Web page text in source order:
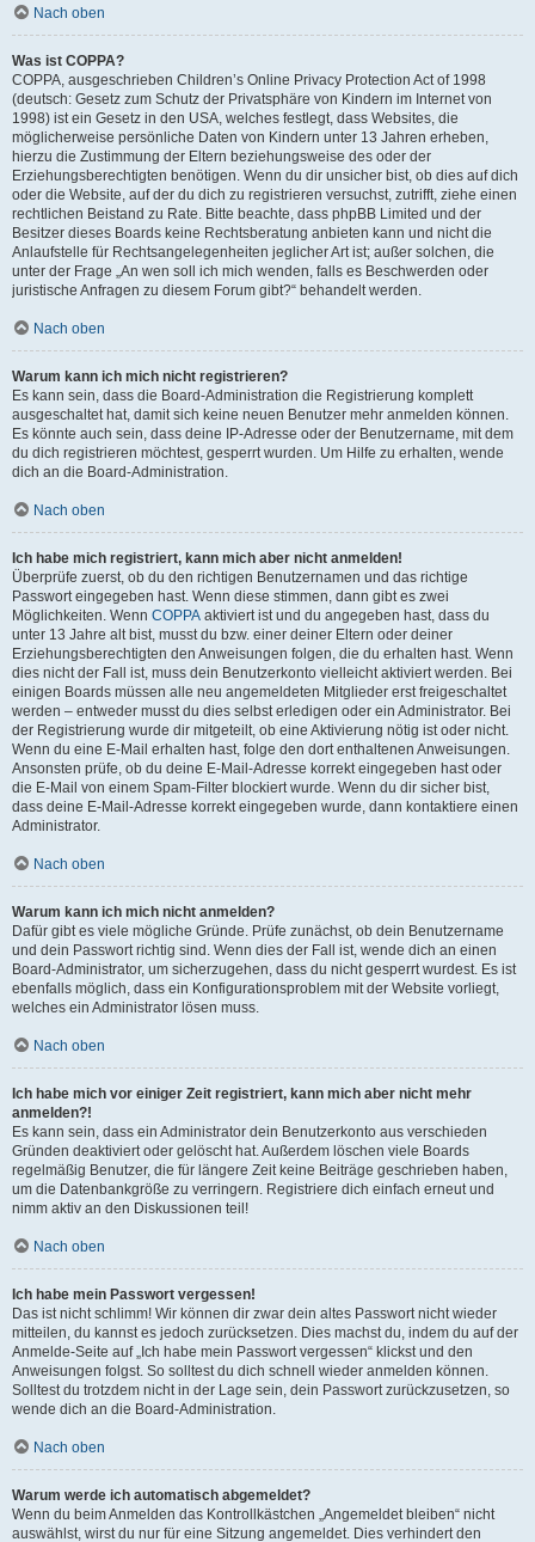
Nach oben
Was ist COPPA?
COPPA, ausgeschrieben Children’s Online Privacy Protection Act of 1998
(deutsch: Gesetz zum Schutz der Privatsphäre von Kindern im Internet von
1998) ist ein Gesetz in den USA, welches festlegt, dass Websites, die
möglicherweise persönliche Daten von Kindern unter 13 Jahren erheben,
hierzu die Zustimmung der Eltern beziehungsweise des oder der
Erziehungsberechtigten benötigen. Wenn du dir unsicher bist, ob dies auf dich
oder die Website, auf der du dich zu registrieren versuchst, zutrifft, ziehe einen
rechtlichen Beistand zu Rate. Bitte beachte, dass phpBB Limited und der
Besitzer dieses Boards keine Rechtsberatung anbieten kann und nicht die
Anlaufstelle für Rechtsangelegenheiten jeglicher Art ist; außer solchen, die
unter der Frage „An wen soll ich mich wenden, falls es Beschwerden oder
juristische Anfragen zu diesem Forum gibt?“ behandelt werden.
Nach oben
Warum kann ich mich nicht registrieren?
Es kann sein, dass die Board-Administration die Registrierung komplett
ausgeschaltet hat, damit sich keine neuen Benutzer mehr anmelden können.
Es könnte auch sein, dass deine IP-Adresse oder der Benutzername, mit dem
du dich registrieren möchtest, gesperrt wurden. Um Hilfe zu erhalten, wende
dich an die Board-Administration.
Nach oben
Ich habe mich registriert, kann mich aber nicht anmelden!
Überprüfe zuerst, ob du den richtigen Benutzernamen und das richtige
Passwort eingegeben hast. Wenn diese stimmen, dann gibt es zwei
Möglichkeiten. Wenn COPPA aktiviert ist und du angegeben hast, dass du
unter 13 Jahre alt bist, musst du bzw. einer deiner Eltern oder deiner
Erziehungsberechtigten den Anweisungen folgen, die du erhalten hast. Wenn
dies nicht der Fall ist, muss dein Benutzerkonto vielleicht aktiviert werden. Bei
einigen Boards müssen alle neu angemeldeten Mitglieder erst freigeschaltet
werden – entweder musst du dies selbst erledigen oder ein Administrator. Bei
der Registrierung wurde dir mitgeteilt, ob eine Aktivierung nötig ist oder nicht.
Wenn du eine E-Mail erhalten hast, folge den dort enthaltenen Anweisungen.
Ansonsten prüfe, ob du deine E-Mail-Adresse korrekt eingegeben hast oder
die E-Mail von einem Spam-Filter blockiert wurde. Wenn du dir sicher bist,
dass deine E-Mail-Adresse korrekt eingegeben wurde, dann kontaktiere einen
Administrator.
Nach oben
Warum kann ich mich nicht anmelden?
Dafür gibt es viele mögliche Gründe. Prüfe zunächst, ob dein Benutzername
und dein Passwort richtig sind. Wenn dies der Fall ist, wende dich an einen
Board-Administrator, um sicherzugehen, dass du nicht gesperrt wurdest. Es ist
ebenfalls möglich, dass ein Konfigurationsproblem mit der Website vorliegt,
welches ein Administrator lösen muss.
Nach oben
Ich habe mich vor einiger Zeit registriert, kann mich aber nicht mehr
anmelden?!
Es kann sein, dass ein Administrator dein Benutzerkonto aus verschieden
Gründen deaktiviert oder gelöscht hat. Außerdem löschen viele Boards
regelmäßig Benutzer, die für längere Zeit keine Beiträge geschrieben haben,
um die Datenbankgröße zu verringern. Registriere dich einfach erneut und
nimm aktiv an den Diskussionen teil!
Nach oben
Ich habe mein Passwort vergessen!
Das ist nicht schlimm! Wir können dir zwar dein altes Passwort nicht wieder
mitteilen, du kannst es jedoch zurücksetzen. Dies machst du, indem du auf der
Anmelde-Seite auf „Ich habe mein Passwort vergessen“ klickst und den
Anweisungen folgst. So solltest du dich schnell wieder anmelden können.
Solltest du trotzdem nicht in der Lage sein, dein Passwort zurückzusetzen, so
wende dich an die Board-Administration.
Nach oben
Warum werde ich automatisch abgemeldet?
Wenn du beim Anmelden das Kontrollkästchen „Angemeldet bleiben“ nicht
auswählst, wirst du nur für eine Sitzung angemeldet. Dies verhindert den